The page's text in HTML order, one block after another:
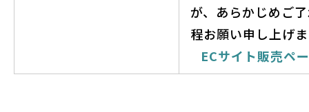
が、あらかじめご
程お願い申し上げ
ECサイト販売ペ